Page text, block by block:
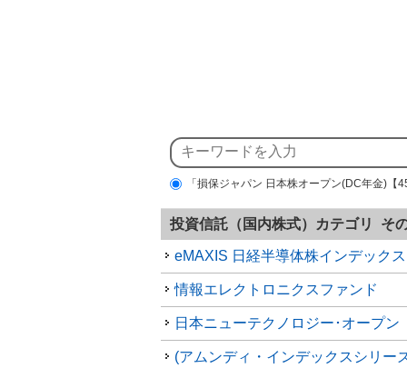
「損保ジャパン 日本株オープン(DC年金)【
投資信託（国内株式）カテゴリ そ
eMAXIS 日経半導体株インデックス
情報エレクトロニクスファンド
日本ニューテクノロジー･オープン